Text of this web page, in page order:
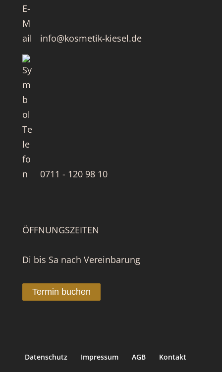
info@kosmetik-kiesel.de
0711 - 120 98 10
ÖFFNUNGSZEITEN
Di bis Sa nach Vereinbarung
Termin buchen
Datenschutz Impressum AGB Kontakt